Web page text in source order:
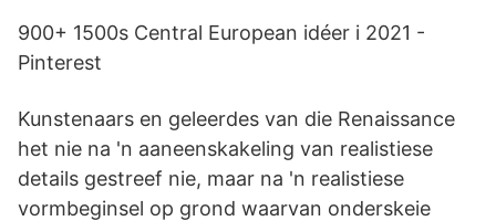
900+ 1500s Central European idéer i 2021 -
Pinterest
Kunstenaars en geleerdes van die Renaissance
het nie na 'n aaneenskakeling van realistiese
details gestreef nie, maar na 'n realistiese
vormbeginsel op grond waarvan onderskeie